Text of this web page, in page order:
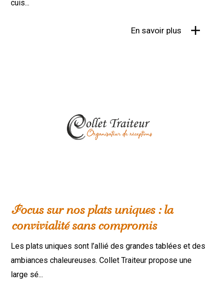
cuis...
En savoir plus
Focus sur nos plats uniques : la
convivialité sans compromis
Les plats uniques sont l’allié des grandes tablées et des
ambiances chaleureuses. Collet Traiteur propose une
large sé...